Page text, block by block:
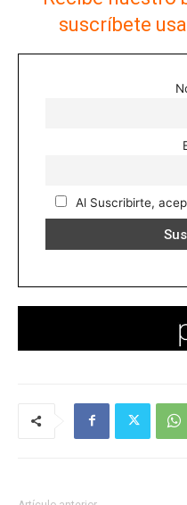
suscríbete
Al Suscribirte,